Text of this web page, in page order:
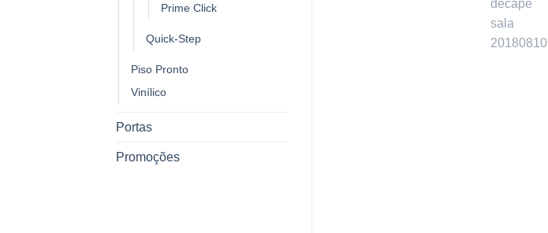
Prime Click
Quick-Step
Piso Pronto
Vinílico
Portas
Promoções